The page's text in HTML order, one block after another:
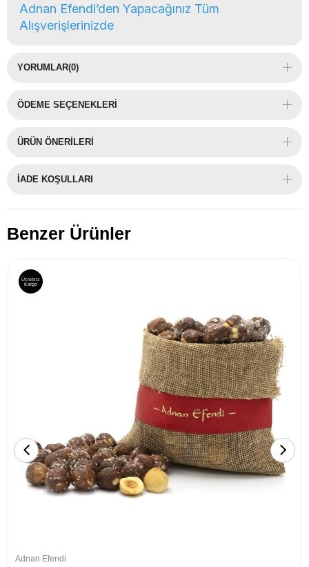
Adnan Efendi’den Yapacağınız Tüm
Alışverişlerinizde
YORUMLAR(0)
ÖDEME SEÇENEKLERI
ÜRÜN ÖNERILERI
İADE KOŞULLARI
Benzer Ürünler
Adnan Efendi
Ücretsiz
Kargo